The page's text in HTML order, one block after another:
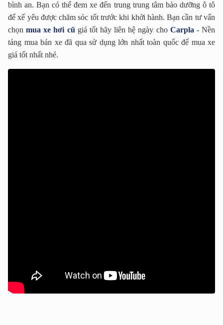
bình an. Bạn có thể đem xe đến trung trung tâm bảo dưỡng ô tô
để xế yêu được chăm sóc tốt trước khi khởi hành. Bạn cần tư vấn
chọnmua xe hơi cũgiá tốt hãy liên hệ ngày cho Carpla- Nền
tảng mua bán xe đã qua sử dụng lớn nhất toàn quốc để mua xe
giá tốt nhất nhé.